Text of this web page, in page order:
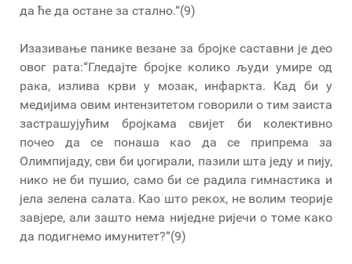
да ће да остане за стално.“(9)
Изазивање панике везане за бројке саставни је део
овог рата:“Гледајте бројке колико људи умире од
рака, излива крви у мозак, инфаркта. Кад би у
медијима овим интензитетом говорили о тим заиста
застрашујућим бројкама свијет би колективно
почео да се понаша као да се припрема за
Олимпијаду, сви би џогирали, пазили шта једу и пију,
нико не би пушио, само би се радила гимнастика и
јела зелена салата. Као што рекох, не волим теорије
завјере, али зашто нема ниједне ријечи о томе како
да подигнемо имунитет?“(9)